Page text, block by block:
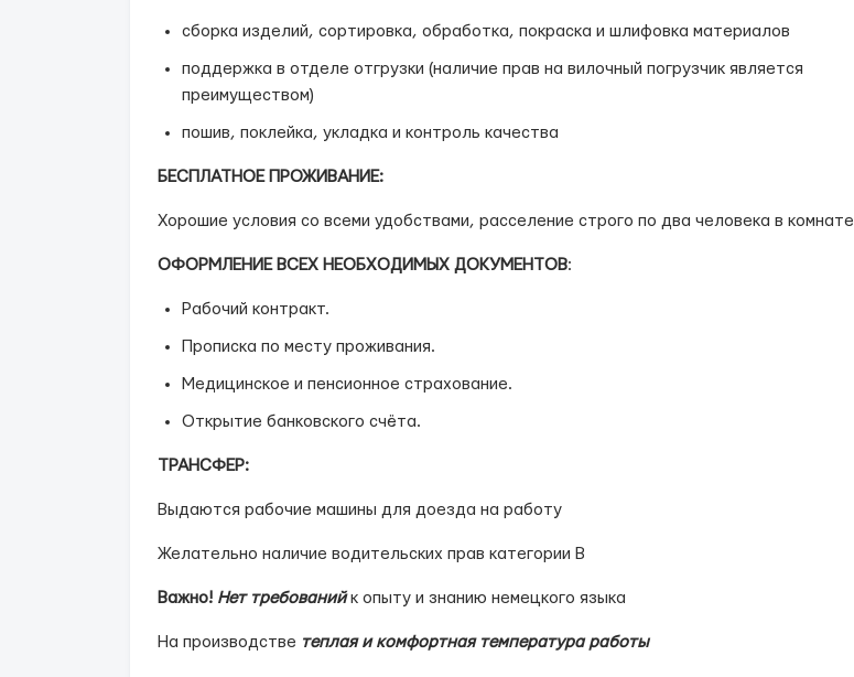
сборка изделий, сортировка, обработка, покраска и шлифовка материалов
поддержка в отделе отгрузки (наличие прав на вилочный погрузчик является
преимуществом)
пошив, поклейка, укладка и контроль качества
БЕСПЛАТНОЕ ПРОЖИВАНИЕ:
Хорошие условия со всеми удобствами, расселение строго по два человека в комнате
ОФОРМЛЕНИЕ ВСЕХ НЕОБХОДИМЫХ ДОКУМЕНТОВ:
Рабочий контракт.
Прописка по месту проживания.
Медицинское и пенсионное страхование.
Открытие банковского счёта.
ТРАНСФЕР:
Выдаются рабочие машины для доезда на работу
Желательно наличие водительских прав категории B
Важно! Нет требованийк опыту и знанию немецкого языка
На производстве теплая и комфортная температура работы